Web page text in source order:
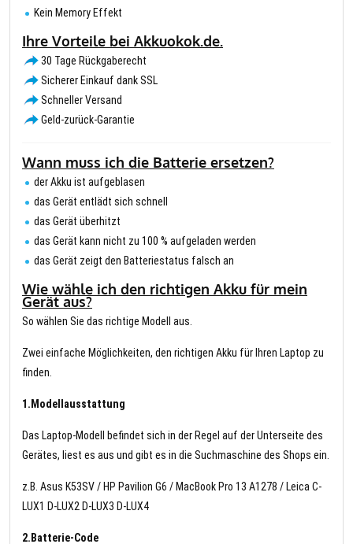
Kein Memory Effekt
Ihre Vorteile bei Akkuokok.de.
30 Tage Rückgaberecht
Sicherer Einkauf dank SSL
Schneller Versand
Geld-zurück-Garantie
Wann muss ich die Batterie ersetzen?
der Akku ist aufgeblasen
das Gerät entlädt sich schnell
das Gerät überhitzt
das Gerät kann nicht zu 100 % aufgeladen werden
das Gerät zeigt den Batteriestatus falsch an
Wie wähle ich den richtigen Akku für mein
Gerät aus?
So wählen Sie das richtige Modell aus.
Zwei einfache Möglichkeiten, den richtigen Akku für Ihren Laptop zu
finden.
1.Modellausstattung
Das Laptop-Modell befindet sich in der Regel auf der Unterseite des
Gerätes, liest es aus und gibt es in die Suchmaschine des Shops ein.
z.B. Asus K53SV / HP Pavilion G6 / MacBook Pro 13 A1278 / Leica C-
LUX1 D-LUX2 D-LUX3 D-LUX4
2.Batterie-Code